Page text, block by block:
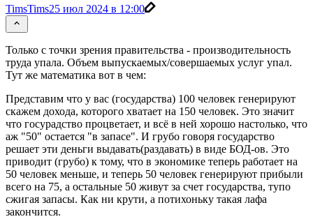
TimsTims25 июл 2024 в 12:00
Только с точки зрения правительства - производительность
труда упала. Объем выпускаемых/совершаемых услуг упал.
Тут же математика вот в чем:
Представим что у вас (государства) 100 человек генерируют
скажем дохода, которого хватает на 150 человек. Это значит
что госурадство процветает, и всё в ней хорошо настолько, что
аж "50" остается "в запасе". И грубо говоря государство
решает эти деньги выдавать(раздавать) в виде БОД-ов. Это
приводит (грубо) к тому, что в экономике теперь работает на
50 человек меньше, и теперь 50 человек генерируют прибыли
всего на 75, а остальные 50 живут за счет государства, тупо
сжигая запасы. Как ни крути, а потихоньку такая лафа
закончится.